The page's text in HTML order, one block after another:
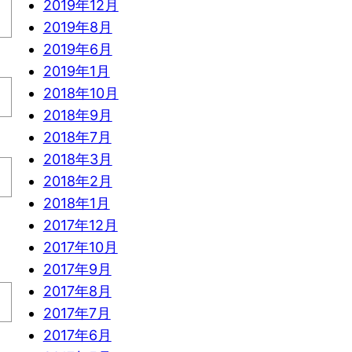
2019年12月
2019年8月
2019年6月
2019年1月
2018年10月
2018年9月
2018年7月
2018年3月
2018年2月
2018年1月
2017年12月
2017年10月
2017年9月
2017年8月
2017年7月
2017年6月